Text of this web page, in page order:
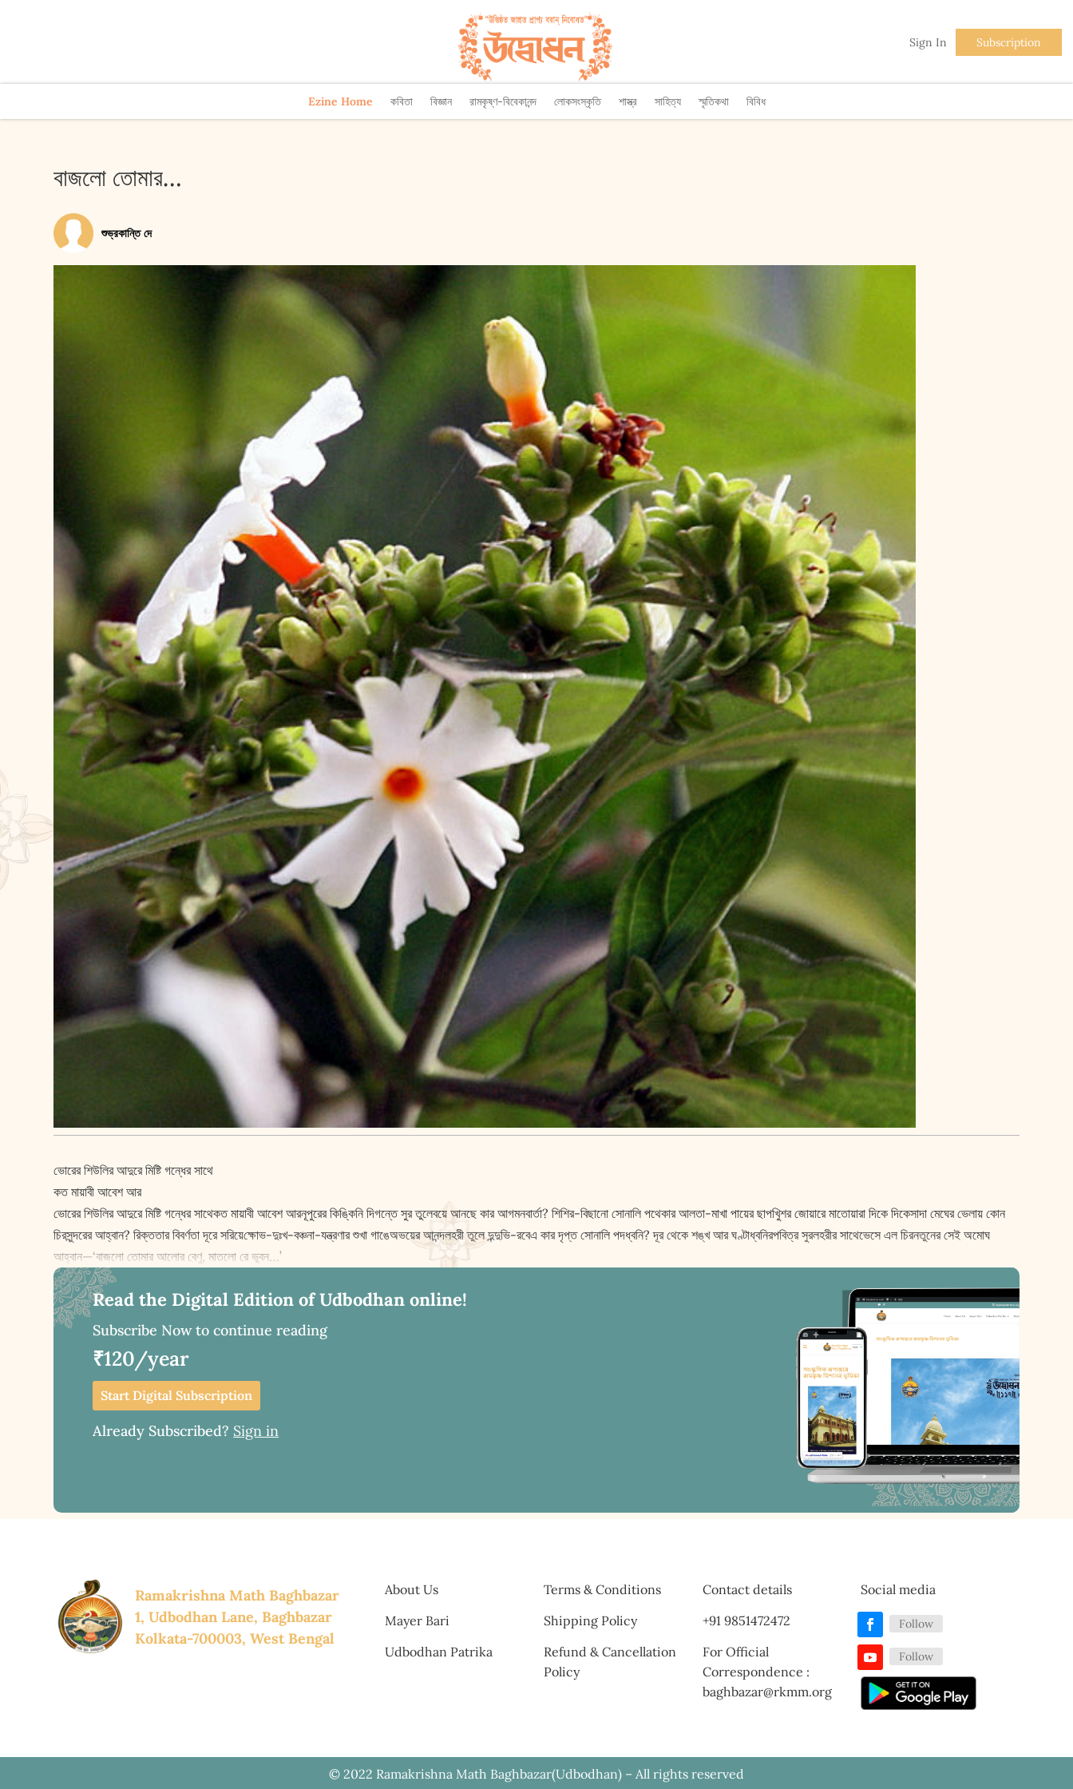
Sign In Subscription
Ezine Home কবিতা বিজ্ঞান রামকৃষ্ণ-বিবেকানন্দ লোকসংস্কৃতি শাস্ত্র সাহিত্য স্মৃতিকথা বিবিধ
বাজলো তোমার…
শুভ্রকান্তি দে
ভোরের শিউলির আদুরে মিষ্টি গন্ধের সাথে
কত মায়াবী আবেশ আর
ভোরের শিউলির আদুরে মিষ্টি গন্ধের সাথেকত মায়াবী আবেশ আরনূপুরের কিঙ্কিনি দিগন্তে সুর তুলেবয়ে আনছে কার আগমনবার্তা? শিশির-বিছানো সোনালি পথেকার আলতা-মাখা পায়ের ছাপখুিশর জোয়ারে মাতোয়ারা দিকে দিকেসাদা মেঘের ভেলায় কোন
চিরসুন্দরের আহ্বান? রিক্ততার বিবর্ণতা দূরে সরিয়ে‌ক্ষোভ-দুঃখ-বঞ্চনা-যন্ত্রণার শুখা গাঙেঅভয়ের আনন্দলহরী তুলে দুন্দুভি-রবেএ কার দৃপ্ত সোনালি পদধ্বনি? দূর থেকে শঙ্খ আর ঘণ্টাধ্বনিরপবিত্র সুরলহরীর সাথেভেসে এল চিরনতুনের সেই অমোঘ
আহ্বান—‘বাজলো তোমার আলোর বেণু, মাতলো রে ভুবন…’
Read the Digital Edition of Udbodhan online!
Subscribe Now to continue reading
₹120/year
Start Digital Subscription
Already Subscribed? Sign in
Ramakrishna Math Baghbazar
1, Udbodhan Lane, Baghbazar
Kolkata-700003, West Bengal
About Us
Mayer Bari
Udbodhan Patrika
Terms & Conditions
Shipping Policy
Refund & Cancellation
Policy
Contact details
+91 9851472472
For Official
Correspondence :
baghbazar@rkmm.org
Social media
Follow
Follow
© 2022 Ramakrishna Math Baghbazar(Udbodhan) – All rights reserved